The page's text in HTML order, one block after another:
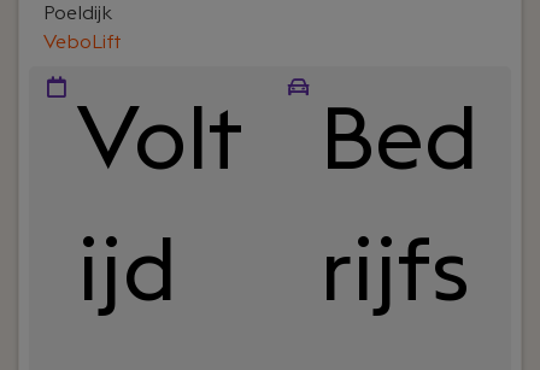
VeboLift
Poeldijk
Volt
ijd
Bed
rijfs